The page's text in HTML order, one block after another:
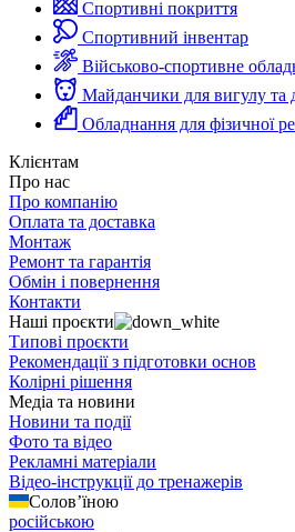
Спортивні покриття
Спортивний інвентар
Військово-спортивне
Майданчики для вигулу та
Обладнання для фізичної
Клієнтам
Про нас
Про компанію
Оплата та доставка
Монтаж
Ремонт та гарантія
Обмін і повернення
Контакти
Наші проєкти
Типові проєкти
Рекомендації з підготовки основ
Колірні рішення
Медіа та новини
Новини та події
Фото та відео
Рекламні матеріали
Відео-інструкції до тренажерів
Солов’їною
російською